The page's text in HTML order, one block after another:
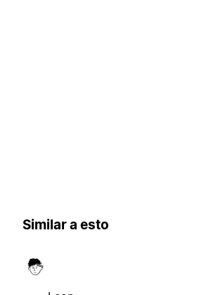
Similar a esto